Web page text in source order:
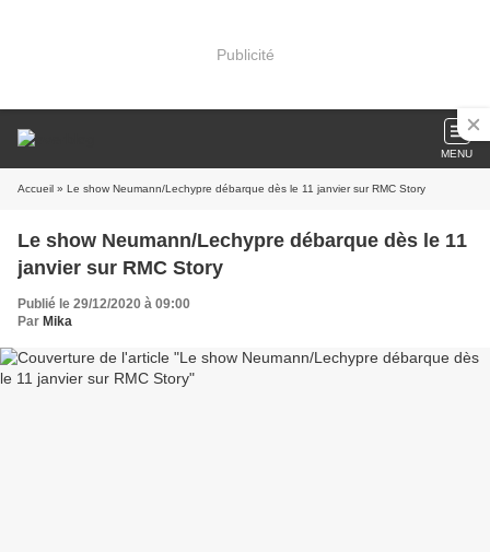
Publicité
MENU
Accueil » Le show Neumann/Lechypre débarque dès le 11 janvier sur RMC Story
Le show Neumann/Lechypre débarque dès le 11
janvier sur RMC Story
Publié le 29/12/2020 à 09:00
Par Mika